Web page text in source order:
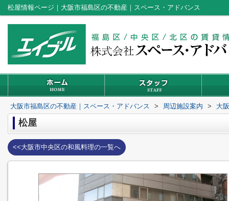
松屋情報ページ｜大阪市福島区の不動産｜スペース・アドバンス
大阪市福島区の不動産｜スペース・アドバンス > 周辺施設案内 > 大
松屋
<<大阪市中央区の和風料理の一覧へ